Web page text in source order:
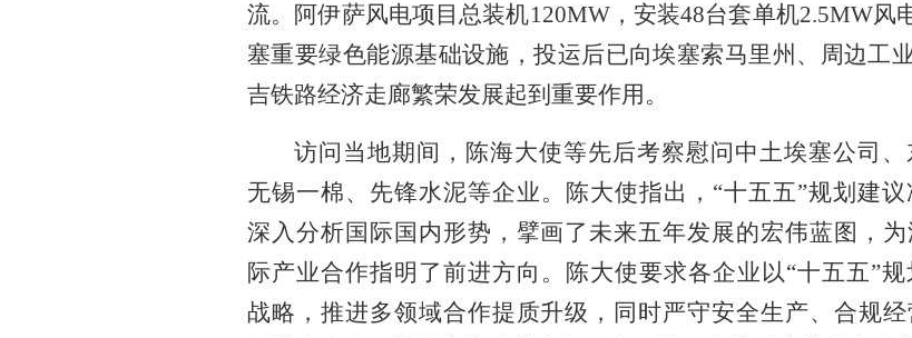
流。阿伊萨风电项目总装机120MW，安装48台套单机2.5MW风
塞重要绿色能源基础设施，投运后已向埃塞索马里州、周边工
吉铁路经济走廊繁荣发展起到重要作用。
访问当地期间，陈海大使等先后考察慰问中土埃塞公司、
无锡一棉、先锋水泥等企业。陈大使指出，“十五五”规划建
深入分析国际国内形势，擘画了未来五年发展的宏伟蓝图，
际产业合作指明了前进方向。陈大使要求各企业以“十五五”
战略，推进多领域合作提质升级，同时严守安全生产、合规